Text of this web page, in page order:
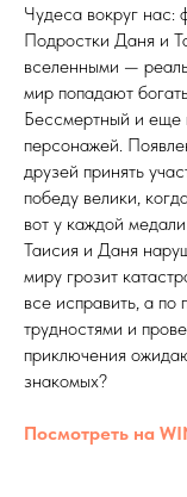
Чудеса вокруг нас:
Подростки Даня и
вселенными —
мир попадают
Бессмертный и еще
персонажей.
друзей принять
победу велики,
вот у каждой
Таисия и Даня
миру грозит
все исправить, а по
трудностями и
приключения
знакомых?
Посмотреть на